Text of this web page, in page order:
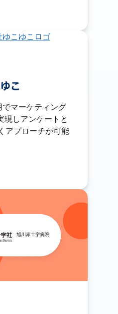
こ
マーケティング
現しアンケートと
アプローチが可能